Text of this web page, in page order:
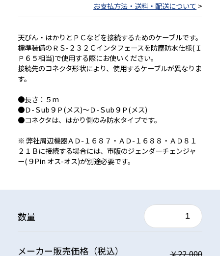
お支払方法・送料・配送について >
天びん・はかりとＰＣなどを接続するためのケーブルです。
標準装備のＲＳ-２３２Ｃインタフェースを防塵防水仕様(Ｉ
Ｐ６５相当)で使用する際にお使いください。
接続先のコネクタ形状により、使用するケーブルが異なりま
す。
●長さ：５m
●Ｄ-Ｓub９Ｐ(メス)〜Ｄ-Ｓub９Ｐ(メス)
●コネクタは、はかり側のみ防水タイプです。
※ 弊社周辺機器ＡＤ-１６８７・ＡＤ-１６８８・ＡＤ８１
２１Ｂに接続する場合には、市販のジェンダーチェンジャ
ー(９Pin オス-オス)が別途必要です。
数量
メーカー販売価格（税込） ￥22,000